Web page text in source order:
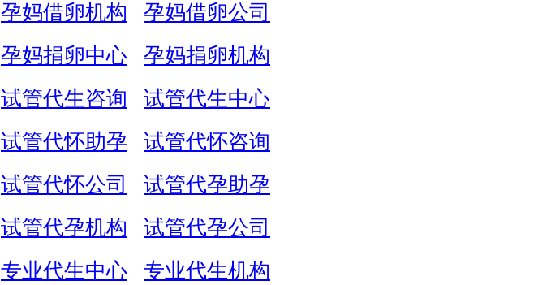
孕妈借卵机构
孕妈借卵公司
孕妈捐卵中心
孕妈捐卵机构
试管代生咨询
试管代生中心
试管代怀助孕
试管代怀咨询
试管代怀公司
试管代孕助孕
试管代孕机构
试管代孕公司
专业代生中心
专业代生机构